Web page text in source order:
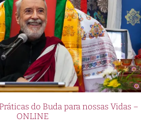
do Buda para nossas Vidas –
ONLINE